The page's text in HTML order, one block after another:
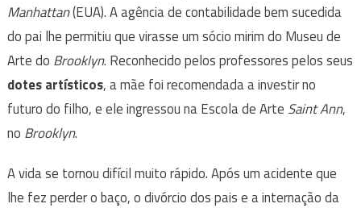
Manhattan(EUA). A agência de contabilidade bem sucedida
do pai lhe permitiu que virasse um sócio mirim do Museu de
Arte do Brooklyn. Reconhecido pelos professores pelos seus
dotes artísticos, a mãe foi recomendada a investir no
futuro do filho, e ele ingressou na Escola de Arte Saint Ann,
no Brooklyn.
A vida se tornou difícil muito rápido. Após um acidente que
lhe fez perder o baço, o divórcio dos pais e a internação da